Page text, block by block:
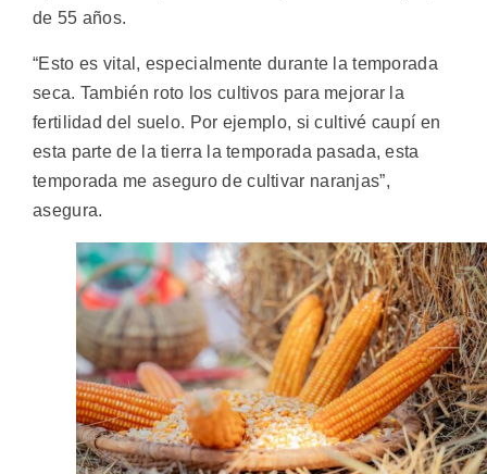
de 55 años.
“Esto es vital, especialmente durante la temporada
seca. También roto los cultivos para mejorar la
fertilidad del suelo. Por ejemplo, si cultivé caupí en
esta parte de la tierra la temporada pasada, esta
temporada me aseguro de cultivar naranjas”,
asegura.